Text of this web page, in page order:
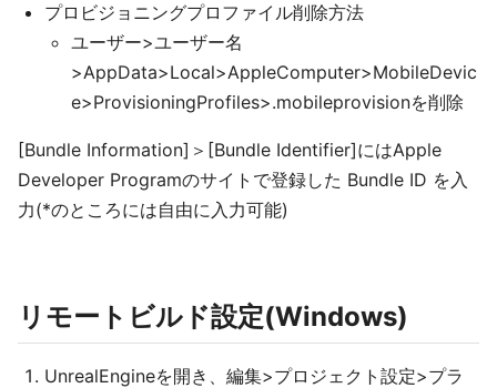
プロビジョニングプロファイル削除方法
ユーザー>ユーザー名
>AppData>Local>AppleComputer>MobileDevic
e>ProvisioningProfiles>.mobileprovisionを削除
[Bundle Information]＞[Bundle Identifier]にはApple
Developer Programのサイトで登録した Bundle ID を入
力(*のところには自由に入力可能)
リモートビルド設定(Windows)
UnrealEngineを開き、編集>プロジェクト設定>プラ